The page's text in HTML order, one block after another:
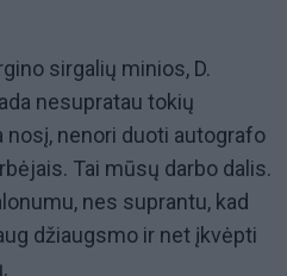
sirgalių minios, D.
nesupratau tokių
nosį, nenori duoti autografo
Tai mūsų darbo dalis.
nes suprantu, kad
džiaugsmo ir net įkvėpti